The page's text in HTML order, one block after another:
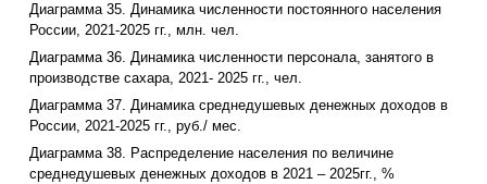
Диаграмма 35. Динамика численности постоянного населения
России, 2021-2025 гг., млн. чел.
Диаграмма 36. Динамика численности персонала, занятого в
производстве сахара, 2021- 2025 гг., чел.
Диаграмма 37. Динамика среднедушевых денежных доходов в
России, 2021-2025 гг., руб./ мес.
Диаграмма 38. Распределение населения по величине
среднедушевых денежных доходов в 2021 – 2025гг., %